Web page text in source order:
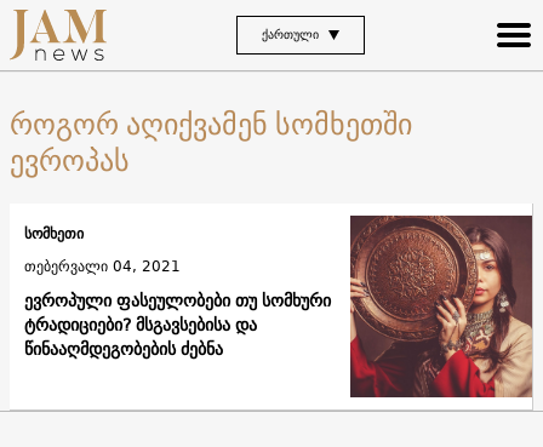
ᲥᲐᲠᲗᲣᲚᲘ
როგორ აღიქვამენ სომხეთში
ევროპას
ევროპული ფასეულობები თუ სომხური
ტრადიციები? მსგავსებისა და
წინააღმდეგობების ძებნა
სომხეთი
თებერვალი 04, 2021